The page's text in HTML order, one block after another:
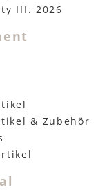
III. 2026
& Zubehör